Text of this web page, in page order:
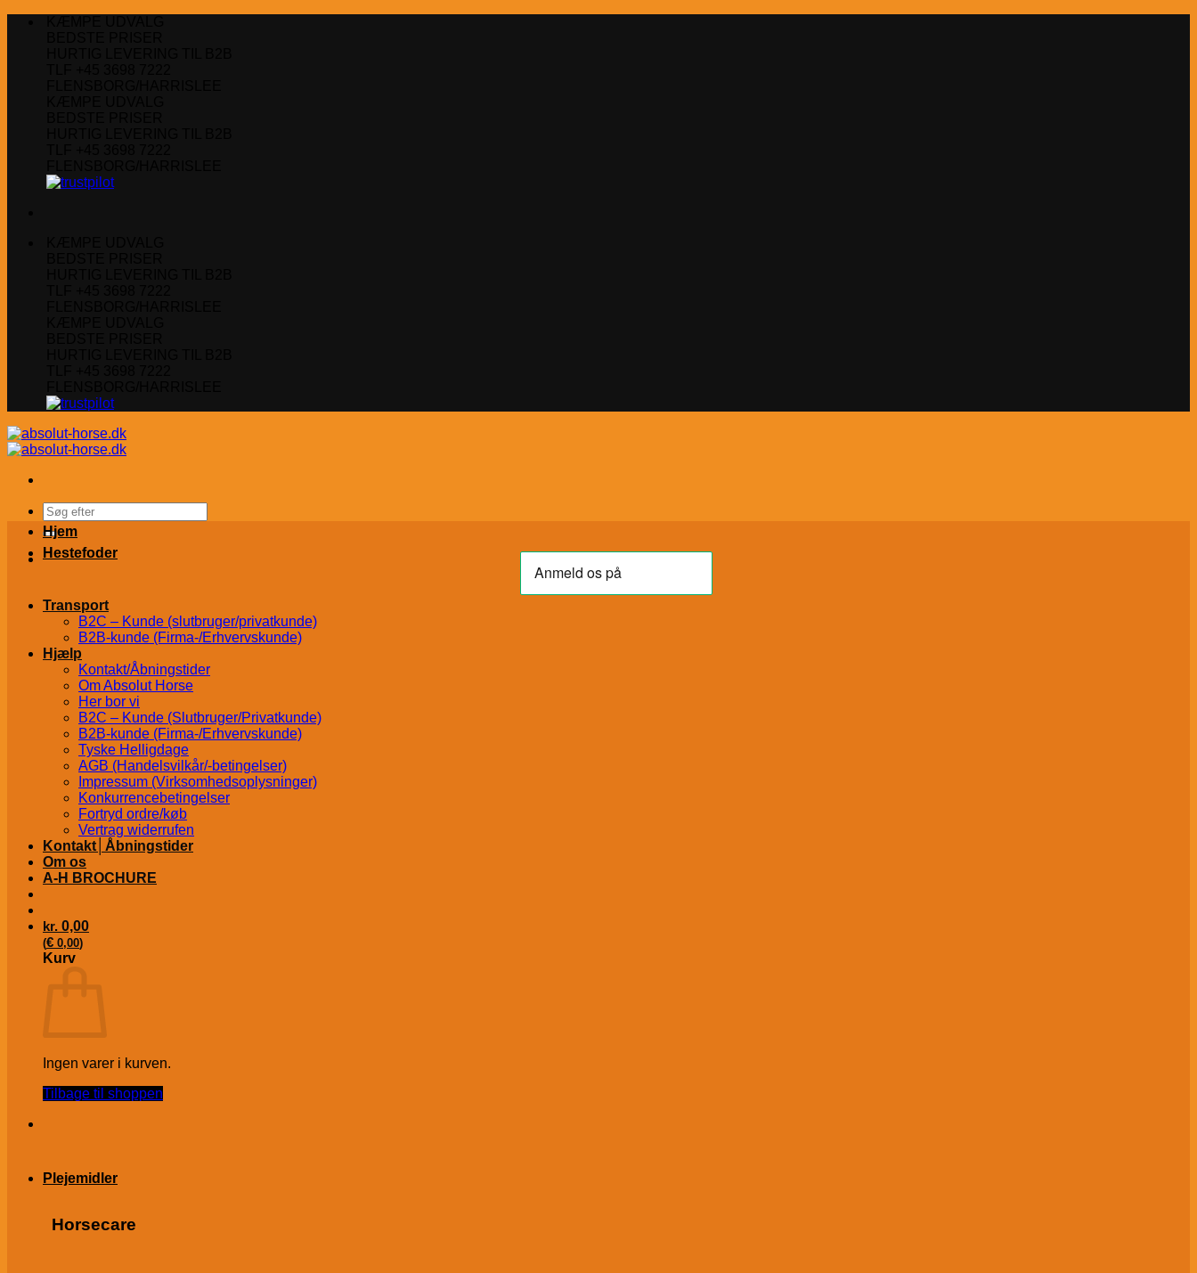
Søg
efter:
Transport
B2C – Kunde (slutbruger/privatkunde)
B2B-kunde (Firma-/Erhvervskunde)
Hjælp
Kontakt/Åbningstider
Om Absolut Horse
Her bor vi
B2C – Kunde (Slutbruger/Privatkunde)
B2B-kunde (Firma-/Erhvervskunde)
Tyske Helligdage
AGB (Handelsvilkår/-betingelser)
Impressum (Virksomhedsoplysninger)
Konkurrencebetingelser
Fortryd ordre/køb
Vertrag widerrufen
Kontakt│Åbningstider
Om os
A-H BROCHURE
kr. 0,00
(€ 0,00)
Kurv
Ingen varer i kurven.
Tilbage til shoppen
Hjem
Hestefoder
Plejemidler
Horsecare